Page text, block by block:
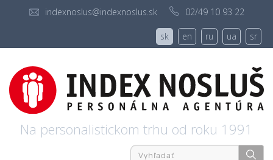
indexnoslus@indexnoslus.sk 02/49 10 93 22
sk en ru ua sr
Na personalistickom trhu od roku 1991